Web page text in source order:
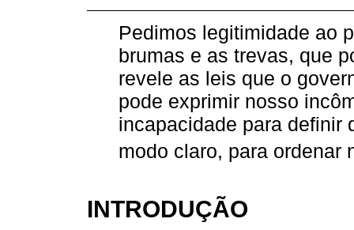
Pedimos legitimidade ao
brumas e as trevas, que
revele as leis que o
pode exprimir nosso
incapacidade para definir
modo claro, para ordenar
INTRODUÇÃO